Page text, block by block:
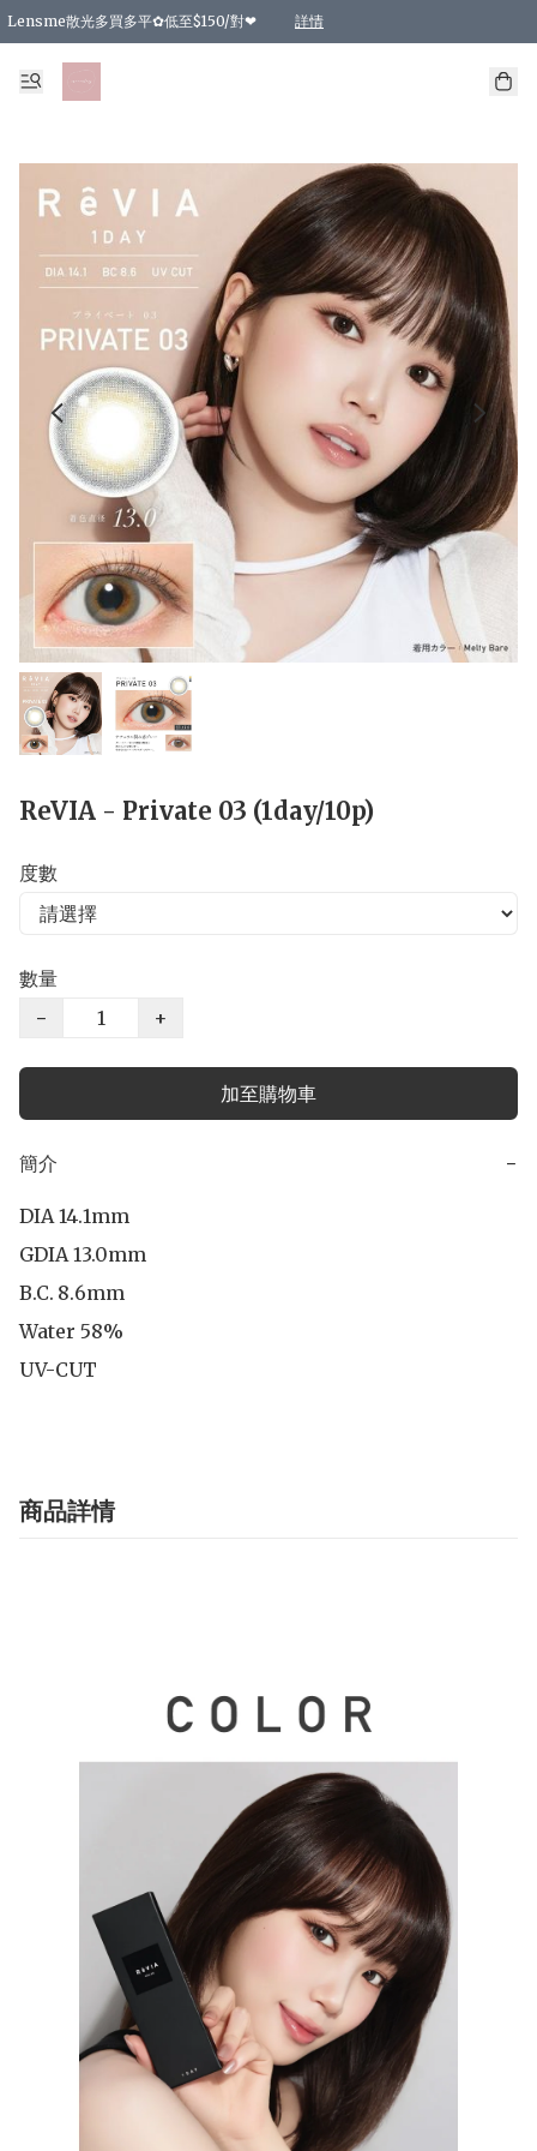
Lensme散光多買多平✿低至$150/對❤ 詳情
台灣Karacon⁩✧日拋 特價清貨❁⃘
日本韓國多款日/月拋現貨☼ 特價❤︎數量有限 售完即止
🇰🇷韓國多款月拋現貨 特價兩對$99✿數量有限 售完即止♫
精選商品，任選買2件或以上9 折；買4件或以上85 折；買6件或以上8 折
精選商品，任選買2件HKD 140.00；買4件HKD 260.00
精選商品，任選買2件HKD 190.00；買4件HKD 360.00
精選商品，任選買2件HKD 110.00；買4件HKD 180.00
精選商品，任選買2件HKD 170.00；買4件HKD 320.00
精選商品，任選買2件或以上減HKD 148.00
精選商品，任選買2件或以上減HKD 148.00
精選商品，任選買2件或以上95 折；買4件或以上9 折；買6件或以上85 折；買8件
精選商品，任選買12件或以上87 折
精選商品，任選買2件或以上減HKD 16.00；買4件或以上減HKD 32.00；買6
精選商品，任選買2件或以上95 折；買4件或以上9 折；買8件或以上85 折；買12
購物滿 HKD 800.00即享免運費優惠！（適用於 特定的送貨方式 )
ReVIA - Private 03 (1day/10p)
度數
數量
−
+
加至購物車
簡介 −
DIA 14.1mm
GDIA 13.0mm
B.C.	8.6mm
Water 58%
UV-CUT
商品詳情